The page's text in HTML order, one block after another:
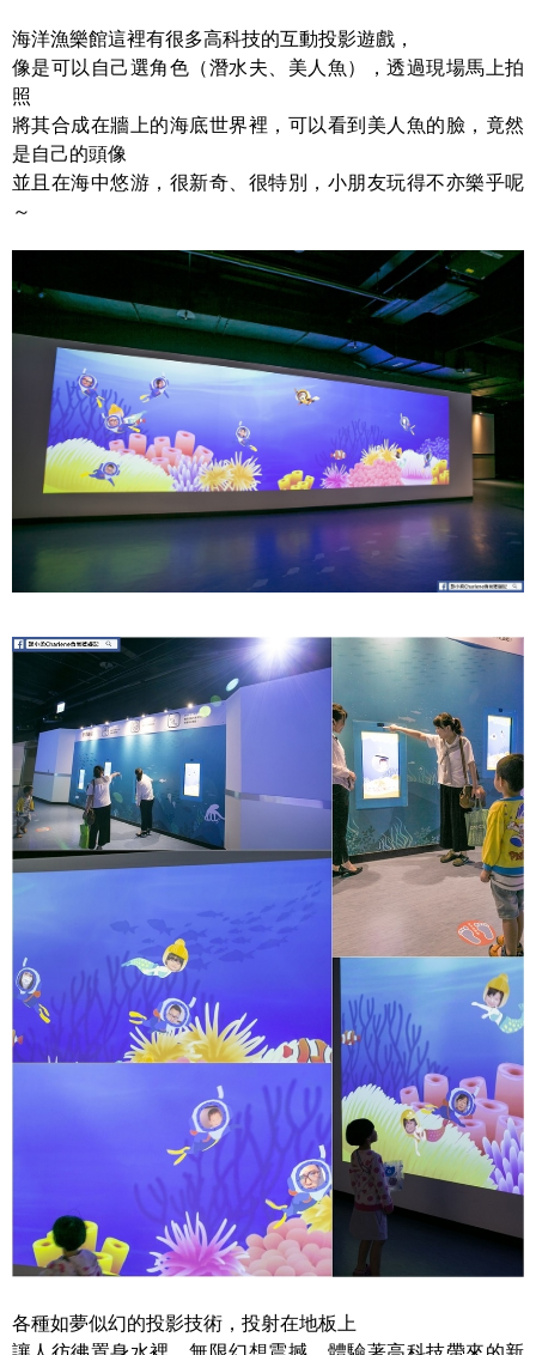
海洋漁樂館這裡有很多高科技的互動投影遊戲，
像是可以自己選角色（潛水夫、美人魚），透過現場馬上拍
照
將其合成在牆上的海底世界裡，可以看到美人魚的臉，竟然
是自己的頭像
並且在海中悠游，很新奇、很特別，小朋友玩得不亦樂乎呢
～
各種如夢似幻的投影技術，投射在地板上